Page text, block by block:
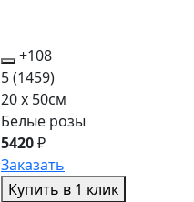
+108
5(1459)
20 x 50см
Белые розы
5420₽
Заказать
Купить в 1 клик